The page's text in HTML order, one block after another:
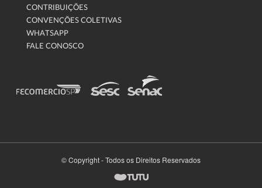
CONTRIBUIÇÕES
CONVENÇÕES COLETIVAS
WHATSAPP
FALE CONOSCO
© Copyright - Todos os Direitos Reservados